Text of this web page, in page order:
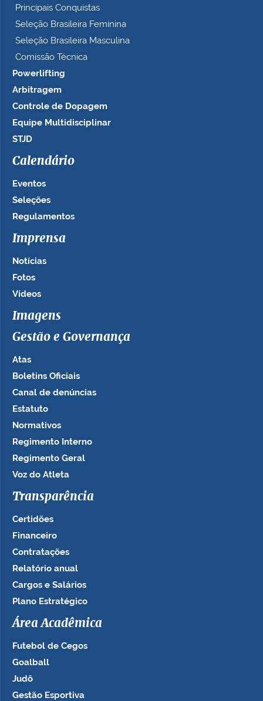
Principais Conquistas
Seleção Brasileira Feminina
Seleção Brasileira Masculina
Comissão Técnica
Powerlifting
Arbitragem
Controle de Dopagem
Equipe Multidisciplinar
STJD
Calendário
Eventos
Seleções
Regulamentos
Imprensa
Notícias
Fotos
Vídeos
Imagens
Gestão e Governança
Atas
Boletins Oficiais
Canal de denúncias
Estatuto
Normativos
Regimento Interno
Regimento Geral
Voz do Atleta
Transparência
Certidões
Financeiro
Contratações
Relatório anual
Cargos e Salários
Plano Estratégico
Área Acadêmica
Futebol de Cegos
Goalball
Judô
Gestão Esportiva